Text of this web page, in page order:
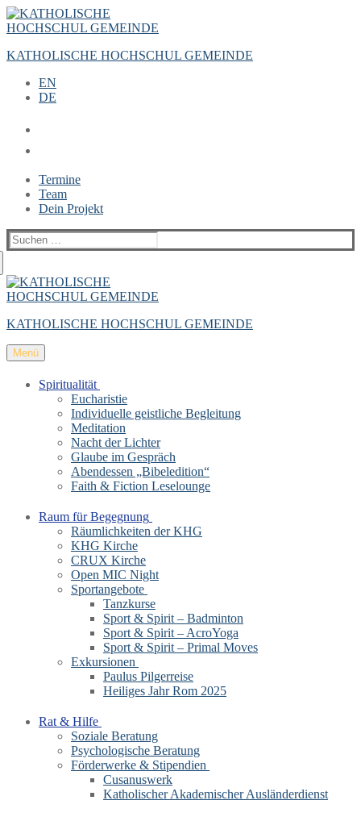
Zum
Inhalt
Menü
Schließen
KATHOLISCHE HOCHSCHUL GEMEINDE
EN
DE
Termine
Team
Dein Projekt
Suchen
nach:
KATHOLISCHE HOCHSCHUL GEMEINDE
Menü
Spiritualität
Eucharistie
Individuelle geistliche Begleitung
Meditation
Nacht der Lichter
Glaube im Gespräch
Abendessen „Bibeledition“
Faith & Fiction Leselounge
Raum für Begegnung
Räumlichkeiten der KHG
KHG Kirche
CRUX Kirche
Open MIC Night
Sportangebote
Tanzkurse
Sport & Spirit – Badminton
Sport & Spirit – AcroYoga
Sport & Spirit – Primal Moves
Exkursionen
Paulus Pilgerreise
Heiliges Jahr Rom 2025
Rat & Hilfe
Soziale Beratung
Psychologische Beratung
Förderwerke & Stipendien
Cusanuswerk
Katholischer Akademischer Ausländerdienst